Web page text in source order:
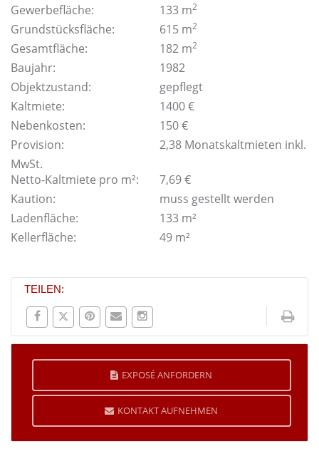
Gewerbefläche: 133 m2
Grundstücksfläche: 615 m2
Gesamtfläche: 182 m2
Baujahr:
1982
Objektzustand:
gepflegt
Kaltmiete:
1400 €
Nebenkosten:
150 €
Provision:
2,38 Monatskaltmieten inkl.
MwSt.
Netto-Kaltmiete pro m²:
7,69 €
Kaution:
muss gestellt werden
Ladenfläche:
133 m²
Kellerfläche:
49 m²
TEILEN:
EXPOSÉ ANFORDERN
KONTAKT AUFNEHMEN